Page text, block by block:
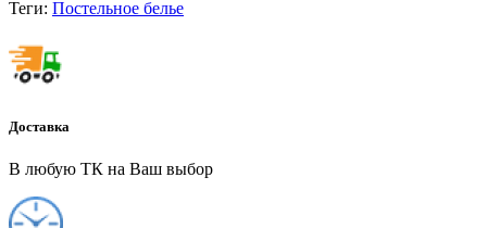
Теги: Постельное белье
Доставка
В любую ТК на Ваш выбор